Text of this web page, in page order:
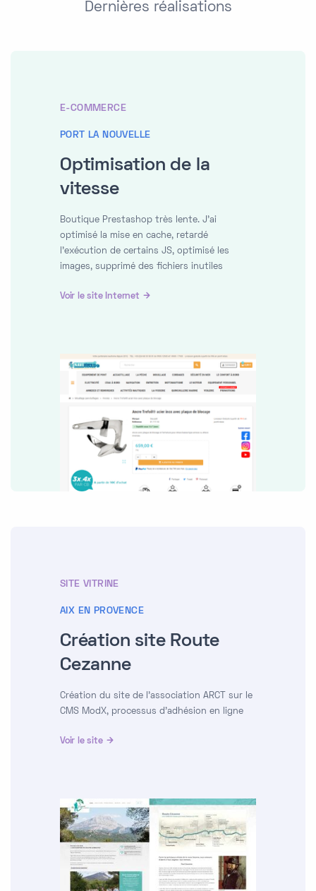
Dernières réalisations
E-COMMERCE
PORT LA NOUVELLE
Optimisation de la
vitesse
Boutique Prestashop très lente. J'ai
optimisé la mise en cache, retardé
l'exécution de certains JS, optimisé les
images, supprimé des fichiers inutiles
Voir le site Internet
SITE VITRINE
AIX EN PROVENCE
Création site Route
Cezanne
Création du site de l'association ARCT sur le
CMS ModX, processus d'adhésion en ligne
Voir le site